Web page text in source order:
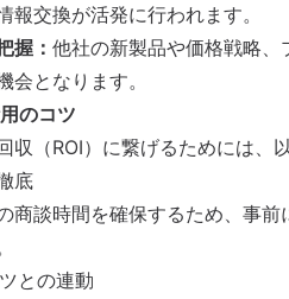
報交換が活発に行われます。
握： 他社の新製品や価格戦略
会となります。
のコツ
収（ROI）に繋げるためには、
底
商談時間を確保するため、事前
との連動